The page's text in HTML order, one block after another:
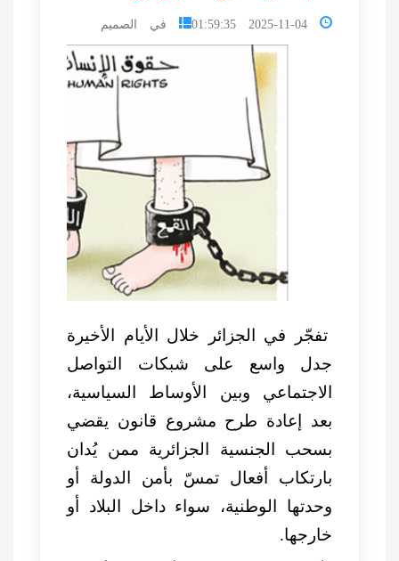
2025-11-04 01:59:35 في الصميم
تفجّر في الجزائر خلال الأيام الأخيرة
جدل واسع على شبكات التواصل
الاجتماعي وبين الأوساط السياسية،
بعد إعادة طرح مشروع قانون يقضي
بسحب الجنسية الجزائرية ممن يُدان
بارتكاب أفعال تمسّ بأمن الدولة أو
وحدتها الوطنية، سواء داخل البلاد أو
خارجها.